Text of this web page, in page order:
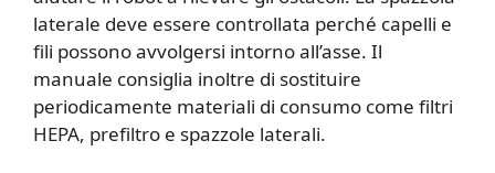
laterale deve essere controllata perché capelli e
fili possono avvolgersi intorno all’asse. Il
manuale consiglia inoltre di sostituire
periodicamente materiali di consumo come filtri
HEPA, prefiltro e spazzole laterali.